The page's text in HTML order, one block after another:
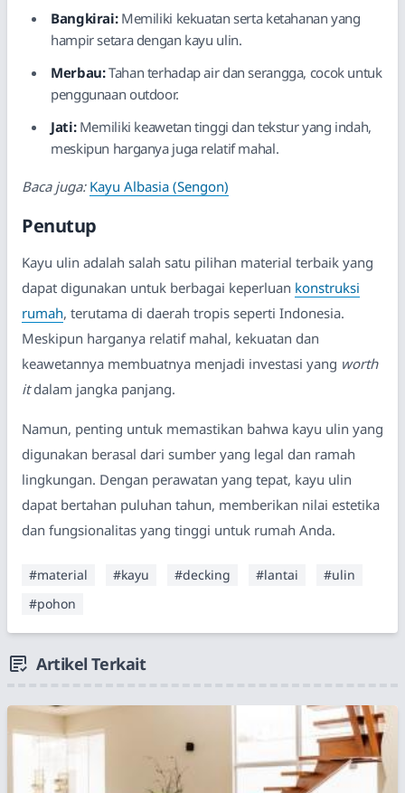
Bangkirai:Memiliki kekuatan serta ketahanan yang
hampir setara dengan kayu ulin.
Merbau:Tahan terhadap air dan serangga, cocok untuk
penggunaan outdoor.
Jati:Memiliki keawetan tinggi dan tekstur yang indah,
meskipun harganya juga relatif mahal.
Baca juga: Kayu Albasia (Sengon)
Penutup
Kayu ulin adalah salah satu pilihan material terbaik yang
dapat digunakan untuk berbagai keperluan konstruksi
rumah, terutama di daerah tropis seperti Indonesia.
Meskipun harganya relatif mahal, kekuatan dan
keawetannya membuatnya menjadi investasi yang worth
itdalam jangka panjang.
Namun, penting untuk memastikan bahwa kayu ulin yang
digunakan berasal dari sumber yang legal dan ramah
lingkungan. Dengan perawatan yang tepat, kayu ulin
dapat bertahan puluhan tahun, memberikan nilai estetika
dan fungsionalitas yang tinggi untuk rumah Anda.
#material #kayu #decking #lantai
#ulin
#pohon
Artikel Terkait